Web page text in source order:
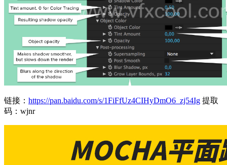
链接： https://pan.baidu.com/s/1FiFfUz4CIHyDmO6_zj54Ig 提取
码：wjnr